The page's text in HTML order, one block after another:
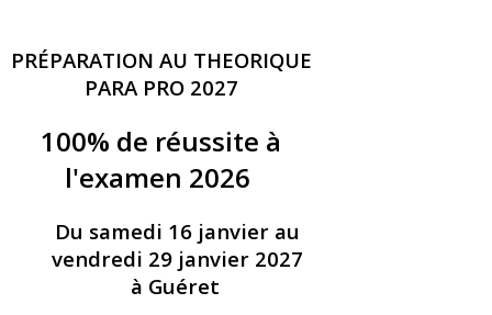
PRÉPARATION AU THEORIQUE
PARA PRO 2027
100% de réussite à
l'examen 2026
Du samedi 16 janvier au
vendredi 29 janvier 2027
à Guéret